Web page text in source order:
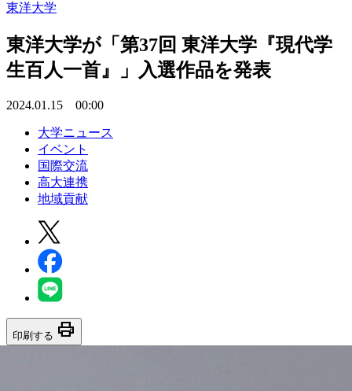
東洋大学
東洋大学が「第37回 東洋大学『現代学
生百人一首』」入選作品を発表
2024.01.15 00:00
大学ニュース
イベント
国際交流
高大連携
地域貢献
印刷する print